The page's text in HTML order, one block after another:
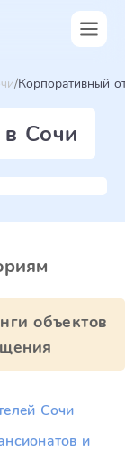
Корпоративный
Сочи
объектов
Сочи
и